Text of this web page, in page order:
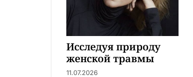
Исследуя природу
женской травмы
11.07.2026